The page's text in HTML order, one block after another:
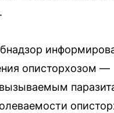
описторхозом —